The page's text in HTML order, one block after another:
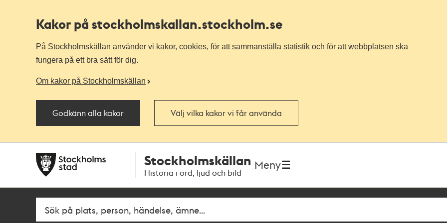
Kakor på stockholmskallan.stockholm.se
På Stockholmskällan använder vi kakor, cookies, för att sammanställa statistik och för att webbplatsen ska
fungera på ett bra sätt för dig.
Om kakor på Stockholmskällan
Godkänn alla kakor Välj vilka kakor vi får använda
navigationen
huvudinnehållet
Stockholmskällan
Historia i ord, ljud och bild
Meny
SökFritextsök